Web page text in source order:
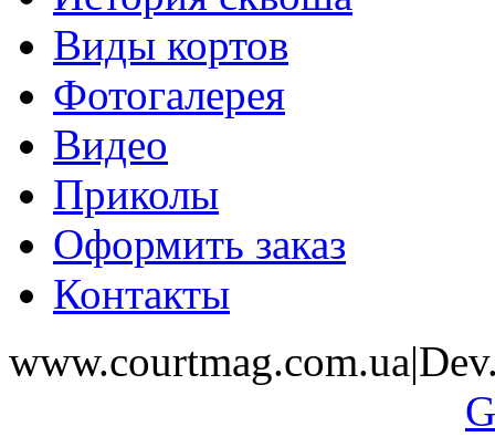
Виды кортов
Фотогалерея
Видео
Приколы
Оформить заказ
Контакты